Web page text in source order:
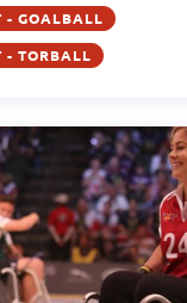
- GOALBALL
- TORBALL